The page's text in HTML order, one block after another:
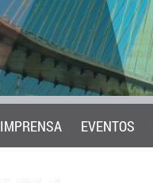
IMPRENSA EVENTOS